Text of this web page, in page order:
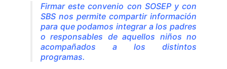
Firmar este convenio con SOSEP y con
SBS nos permite compartir información
para que podamos integrar a los padres
o responsables de aquellos niños no
acompañados a los distintos
programas.